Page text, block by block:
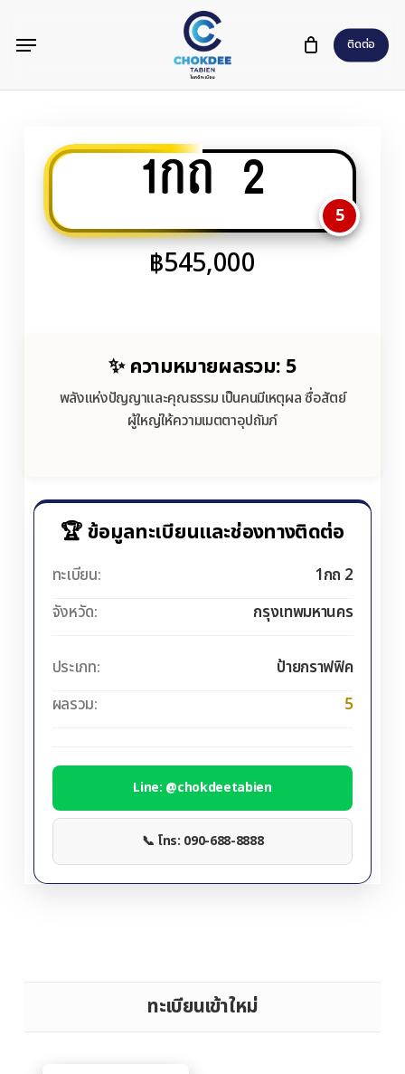
content
ติดต่อ
Menu
1กถ 2
5
฿545,000
✨ ความหมายผลรวม: 5
พลังแห่งปัญญาและคุณธรรม เป็นคนมีเหตุผล ซื่อสัตย์
ผู้ใหญ่ให้ความเมตตาอุปถัมภ์
🏆 ข้อมูลทะเบียนและช่องทางติดต่อ
ทะเบียน:
1กถ 2
จังหวัด:
กรุงเทพมหานคร
ประเภท:
ป้ายกราฟฟิค
ผลรวม:
5
Line: @chokdeetabien
📞 โทร: 090-688-8888
ทะเบียนเข้าใหม่